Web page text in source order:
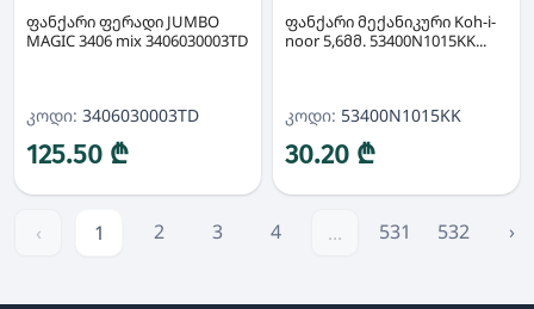
ფანქარი ფერადი JUMBO
MAGIC 3406 mix 3406030003TD
კოდი: 3406030003TD
125.50 ₾
ფანქარი მექანიკური Koh-i-
noor 5,6მმ. 53400N1015KK...
კოდი: 53400N1015KK
30.20 ₾
‹ 1 2 3 4 ... 531 532 ›